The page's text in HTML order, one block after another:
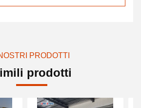
NOSTRI PRODOTTI
prodotti